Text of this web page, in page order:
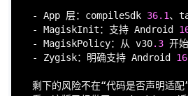
- App 层：compileSdk 36.1、
- MagiskInit：支持 Android
- MagiskPolicy：从 v30.3 开
- Zygisk：明确支持 Android 16
剩下的风险不在“代码是否声明适